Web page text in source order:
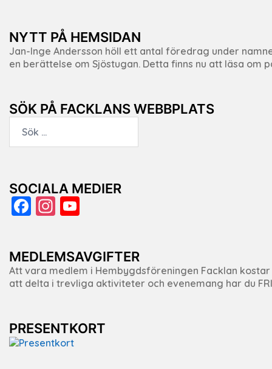
NYTT PÅ HEMSIDAN
Jan-Inge Andersson höll ett antal föredrag under
en berättelse om Sjöstugan. Detta finns nu att läsa om
SÖK PÅ FACKLANS WEBBPLATS
efter:
SOCIALA MEDIER
Facebook
Instagram
MEDLEMSAVGIFTER
Att vara medlem i Hembygdsföreningen Facklan
att delta i trevliga aktiviteter och evenemang har du
PRESENTKORT